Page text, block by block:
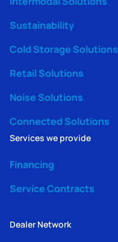
Sustainability
Cold Storage Solutions
Retail Solutions
Noise Solutions
Connected Solutions
Services we provide
Financing
Service Contracts
Dealer Network